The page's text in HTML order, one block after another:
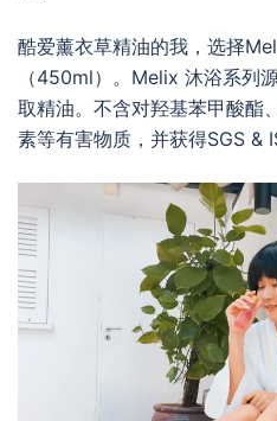
酷爱薰衣草精油的我，选择
（450ml）。Melix 沐浴系列
取精油。不含对羟基苯甲酸酯、
素等有害物质，并获得SGS &